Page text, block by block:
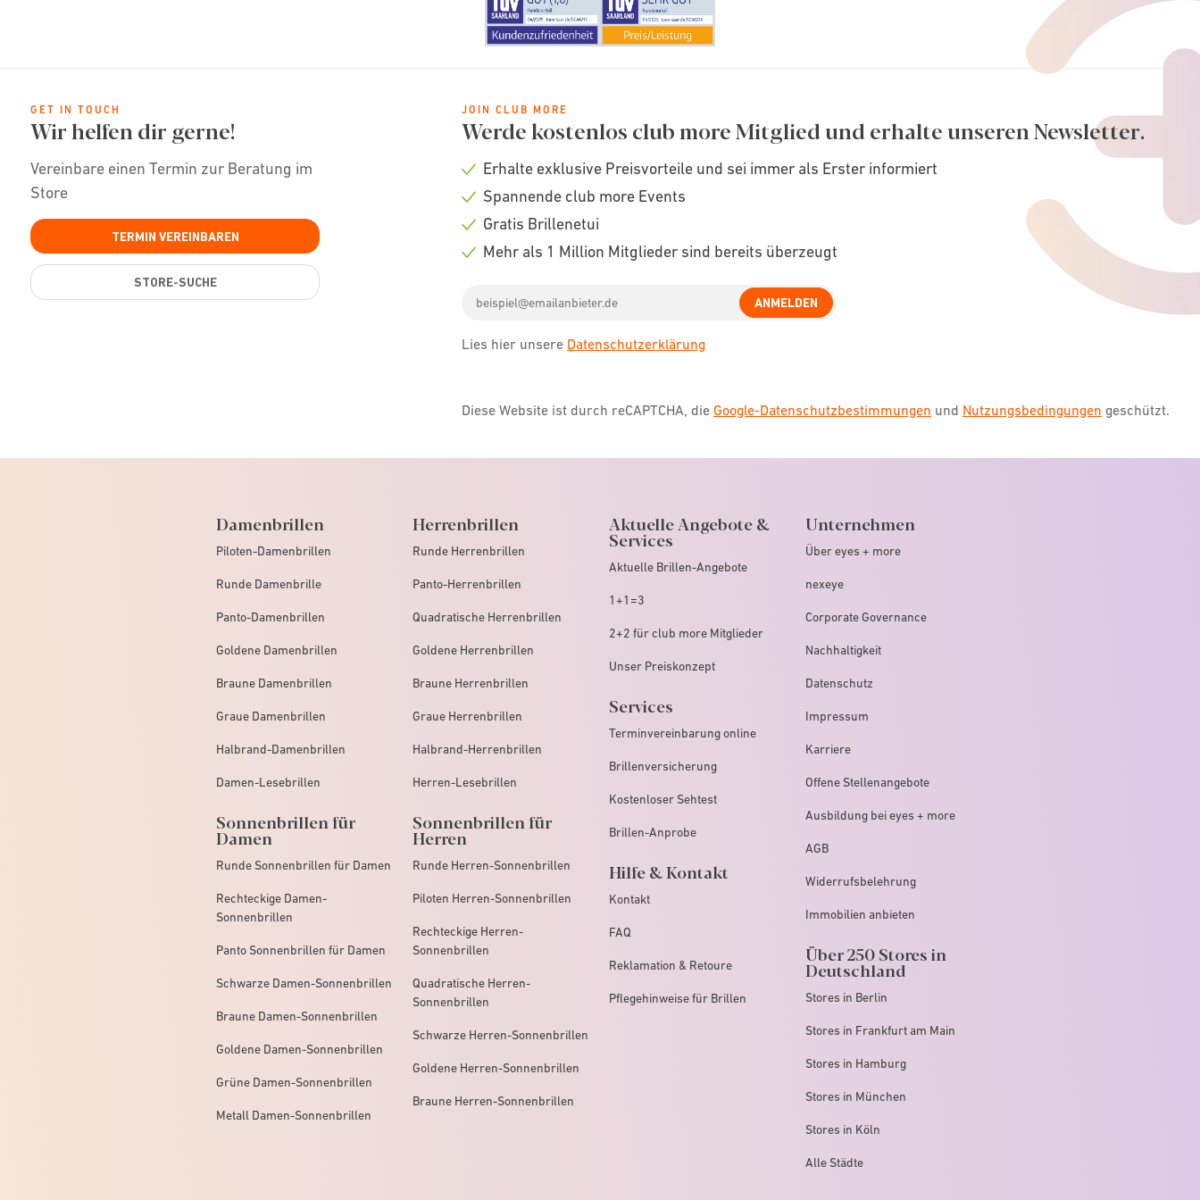
GET IN TOUCH
Wir helfen dir gerne!
Vereinbare einen Termin zur Beratung im
Store
TERMIN VEREINBAREN
STORE-SUCHE
JOIN CLUB MORE
Werde kostenlos club more Mitglied und erhalte unseren Newsletter.
Check
Erhalte exklusive Preisvorteile und sei immer als Erster informiert
Check
Spannende club more Events
Check
Gratis Brillenetui
Mehr als 1 Million Mitglieder sind bereits überzeugt
address
ANMELDEN
Lies hier unsere Datenschutzerklärung
Diese Website ist durch reCAPTCHA, die Google-Datenschutzbestimmungen und Nutzungsbedingungen geschützt.
Damenbrillen
Piloten-Damenbrillen
Runde Damenbrille
Panto-Damenbrillen
Goldene Damenbrillen
Braune Damenbrillen
Graue Damenbrillen
Halbrand-Damenbrillen
Damen-Lesebrillen
Sonnenbrillen für
Damen
Runde Sonnenbrillen für Damen
Rechteckige Damen-
Sonnenbrillen
Panto Sonnenbrillen für Damen
Schwarze Damen-Sonnenbrillen
Braune Damen-Sonnenbrillen
Goldene Damen-Sonnenbrillen
Grüne Damen-Sonnenbrillen
Metall Damen-Sonnenbrillen
Herrenbrillen
Runde Herrenbrillen
Panto-Herrenbrillen
Quadratische Herrenbrillen
Goldene Herrenbrillen
Braune Herrenbrillen
Graue Herrenbrillen
Halbrand-Herrenbrillen
Herren-Lesebrillen
Sonnenbrillen für
Herren
Runde Herren-Sonnenbrillen
Piloten Herren-Sonnenbrillen
Rechteckige Herren-
Sonnenbrillen
Quadratische Herren-
Sonnenbrillen
Schwarze Herren-Sonnenbrillen
Goldene Herren-Sonnenbrillen
Braune Herren-Sonnenbrillen
Aktuelle Angebote &
Services
Aktuelle Brillen-Angebote
1+1=3
2+2 für club more Mitglieder
Unser Preiskonzept
Services
Terminvereinbarung online
Brillenversicherung
Kostenloser Sehtest
Brillen-Anprobe
Hilfe & Kontakt
Kontakt
FAQ
Reklamation & Retoure
Pflegehinweise für Brillen
Unternehmen
Über eyes + more
nexeye
Corporate Governance
Nachhaltigkeit
Datenschutz
Impressum
Karriere
Offene Stellenangebote
Ausbildung bei eyes + more
AGB
Widerrufsbelehrung
Immobilien anbieten
Über 250 Stores in
Deutschland
Stores in Berlin
Stores in Frankfurt am Main
Stores in Hamburg
Stores in München
Stores in Köln
Alle Städte